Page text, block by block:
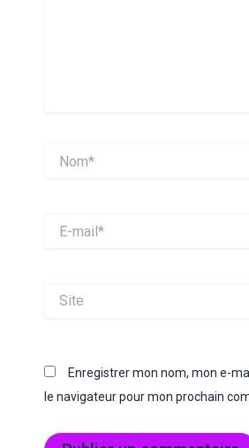
mail*
Enregistrer mon nom, mon e-
le navigateur pour mon prochain